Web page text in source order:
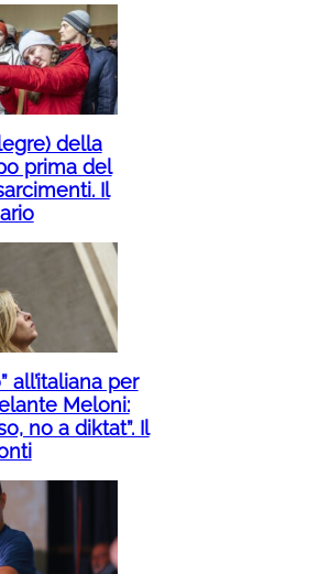
della
prima del
Il
all’italiana per
Meloni:
no a diktat”. Il